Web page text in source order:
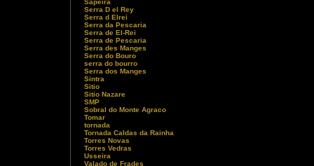
Sapeira
Serra D el Rey
Serra d Elrei
Serra da Pescaria
Serra de El-Rei
Serra de Pescaria
Serra des Manges
Serra do Bouro
serra do bourro
Serra dos Manges
Sintra
Sitio
Sitio Nazare
SMP
Sobral do Monte Agraco
Tomar
tornada
Tornada Caldas da Rainha
Torres Novas
Torres Vedras
Usseira
Valado de Frades